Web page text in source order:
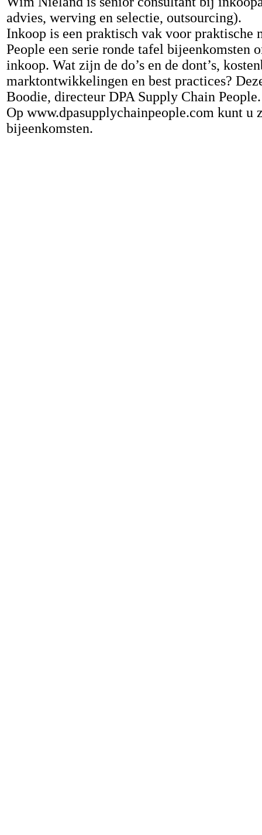
advies, werving en selectie, outsourcing).
Inkoop is een praktisch vak voor praktische
People een serie ronde tafel bijeenkomsten
inkoop. Wat zijn de do’s en de dont’s,
marktontwikkelingen en best practices?
Boodie, directeur DPA Supply Chain People.
Op www.dpasupplychainpeople.com kunt u
bijeenkomsten.